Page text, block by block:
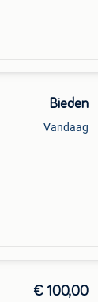
Bieden
Vandaag
€ 100,00